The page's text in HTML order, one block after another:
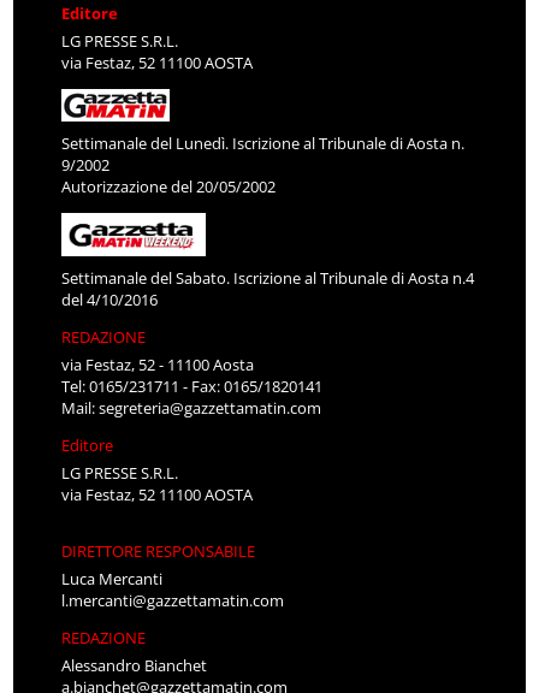
Editore
LG PRESSE S.R.L.
via Festaz, 52 11100 AOSTA
Settimanale del Lunedì. Iscrizione al Tribunale di Aosta n.
9/2002
Autorizzazione del 20/05/2002
Settimanale del Sabato. Iscrizione al Tribunale di Aosta n.4
del 4/10/2016
REDAZIONE
via Festaz, 52 - 11100 Aosta
Tel: 0165/231711 - Fax: 0165/1820141
Mail:segreteria@gazzettamatin.com
Editore
LG PRESSE S.R.L.
via Festaz, 52 11100 AOSTA
DIRETTORE RESPONSABILE
Luca Mercanti
l.mercanti@gazzettamatin.com
REDAZIONE
Alessandro Bianchet
a.bianchet@gazzettamatin.com